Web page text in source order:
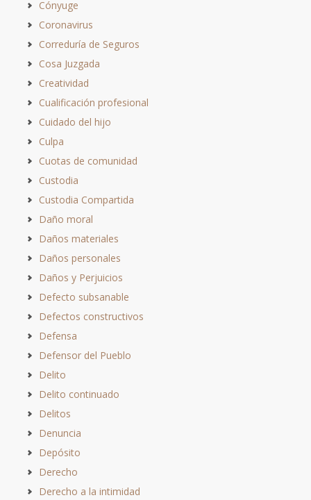
Cónyuge
Coronavirus
Correduría de Seguros
Cosa Juzgada
Creatividad
Cualificación profesional
Cuidado del hijo
Culpa
Cuotas de comunidad
Custodia
Custodia Compartida
Daño moral
Daños materiales
Daños personales
Daños y Perjuicios
Defecto subsanable
Defectos constructivos
Defensa
Defensor del Pueblo
Delito
Delito continuado
Delitos
Denuncia
Depósito
Derecho
Derecho a la intimidad